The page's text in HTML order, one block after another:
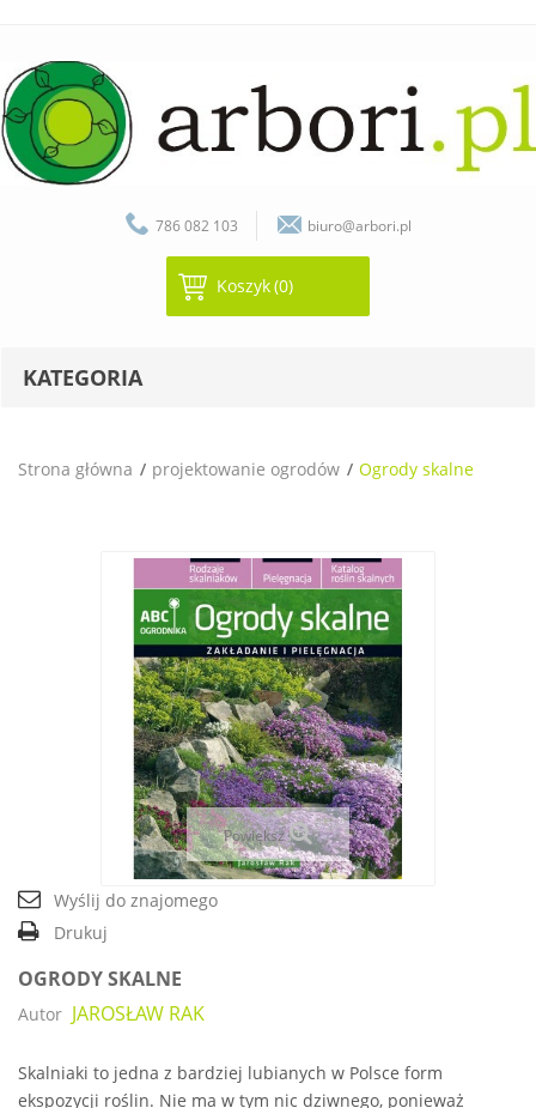
786 082 103 biuro@arbori.pl
Koszyk(0)
KATEGORIA
Strona główna projektowanie ogrodów Ogrody skalne
Powiększ
Wyślij do znajomego
Drukuj
OGRODY SKALNE
Autor JAROSŁAW RAK
Skalniaki to jedna z bardziej lubianych w Polsce form
ekspozycji roślin. Nie ma w tym nic dziwnego, ponieważ